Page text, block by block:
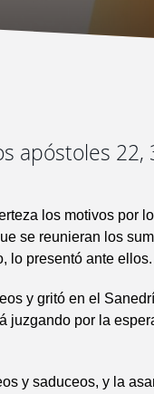
apóstoles 22,
los motivos por
se reunieran los
lo presentó ante ellos.
y gritó en el
juzgando por la
y saduceos, y la